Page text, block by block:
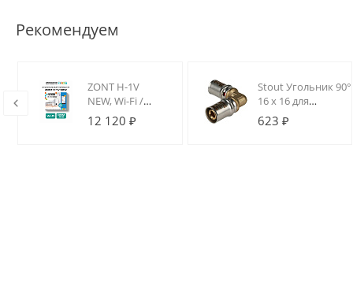
Рекомендуем
ZONT H-1V
NEW, Wi-Fi /
GSM термостат
для котлов на
12 120 ₽
Stout Угольник 90°
16 х 16 для
труб прессовой
623 ₽